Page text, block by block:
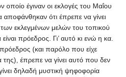
οποίο έγιναν οι εκλογές του Μαΐου
ότι έπρεπε να γίνει
εκλεγμένων μελών του τοπικού
πρόεδρος. Γι’ αυτό κι ενώ η κα.
(και παρόλο που είχε
της), έπρεπε να γίνει αυτό που δεν
δηλαδή μυστική ψηφοφορία